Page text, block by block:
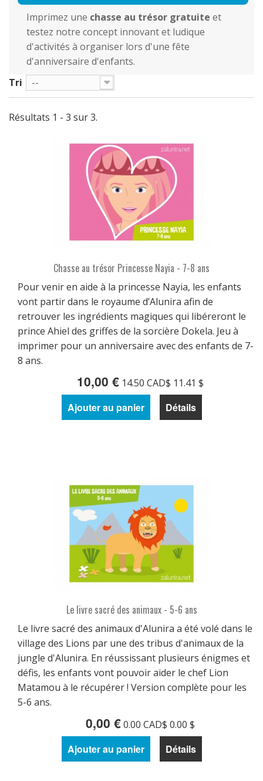
Imprimez une chasse au trésor gratuite et
testez notre concept innovant et ludique
d'activités à organiser lors d'une fête
d'anniversaire d'enfants.
Tri
--
Résultats 1 - 3 sur 3.
Chasse au trésor Princesse Nayia - 7-8 ans
Pour venir en aide à la princesse Nayia, les enfants
vont partir dans le royaume d’Alunira afin de
retrouver les ingrédients magiques qui libéreront le
prince Ahiel des griffes de la sorcière Dokela. Jeu à
imprimer pour un anniversaire avec des enfants de 7-
8 ans.
10,00 € 14.50 CAD$ 11.41 $
Ajouter au panier Détails
Le livre sacré des animaux - 5-6 ans
Le livre sacré des animaux d'Alunira a été volé dans le
village des Lions par une des tribus d'animaux de la
jungle d'Alunira. En réussissant plusieurs énigmes et
défis, les enfants vont pouvoir aider le chef Lion
Matamou à le récupérer ! Version complète pour les
5-6 ans.
0,00 €0.00 CAD$ 0.00 $
Ajouter au panier Détails